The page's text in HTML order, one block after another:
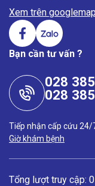
Xem trên googlemap
Bạn cần tư vấn ?
028
028
Tiếp nhận cấp cứu 24/
Giờ khám bệnh
Tổng lượt truy cập: 0